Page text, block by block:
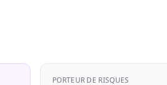
PORTEUR DE RISQUES